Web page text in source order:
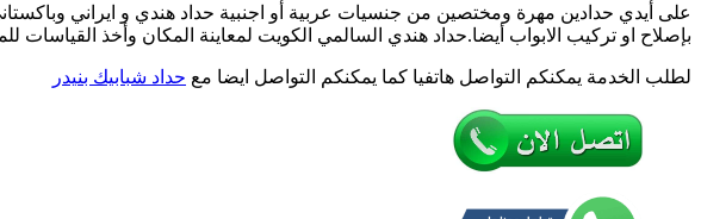
56585569
/
حداد
على أيدي حدادين مهرة ومختصين من جنسيات عربية أو اجنبية حداد هندي و ايراني
بإصلاح او تركيب الابواب أيضا.حداد هندي السالمي الكويت لمعاينة المكان وأخذ القياسات
لطلب الخدمة يمكنكم التواصل هاتفيا كما يمكنكم التواصل ايضا مع حداد شبابيك بنيدر